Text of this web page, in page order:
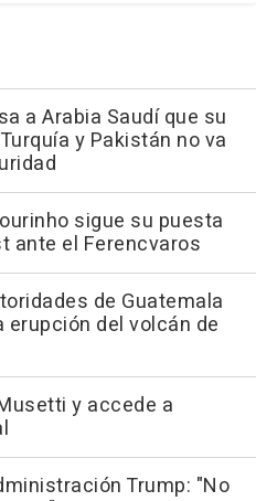
a Arabia Saudí que su
y Pakistán no va
sigue su puesta
ante el Ferencvaros
de Guatemala
del volcán de
y accede a
Trump: "No